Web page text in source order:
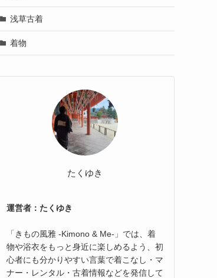
浅草古着
着物
たくゆき
運営者：たくゆき
「きもの風雅 -Kimono & Me-」では、着
物や浴衣をもっと身近に楽しめるよう、初
心者にも分かりやすい言葉で着こなし・マ
ナー・レンタル・古着情報などを発信して